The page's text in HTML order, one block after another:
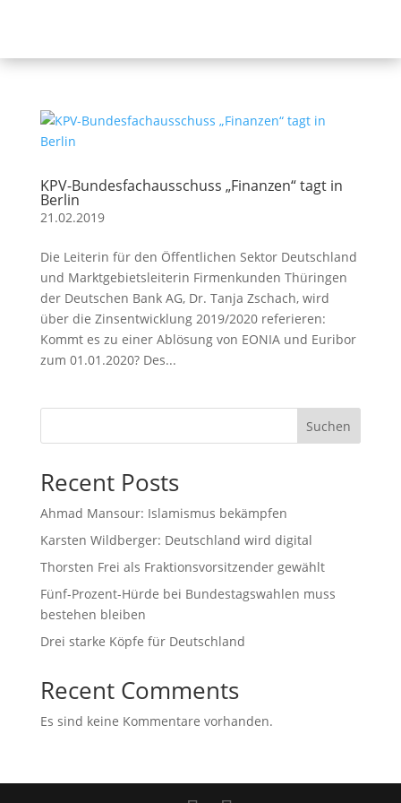
KPV-Bundesfachausschuss „Finanzen“ tagt in
Berlin
21.02.2019
Die Leiterin für den Öffentlichen Sektor Deutschland
und Marktgebietsleiterin Firmenkunden Thüringen
der Deutschen Bank AG, Dr. Tanja Zschach, wird
über die Zinsentwicklung 2019/2020 referieren:
Kommt es zu einer Ablösung von EONIA und Euribor
zum 01.01.2020? Des...
Suchen
Recent Posts
Ahmad Mansour: Islamismus bekämpfen
Karsten Wildberger: Deutschland wird digital
Thorsten Frei als Fraktionsvorsitzender gewählt
Fünf-Prozent-Hürde bei Bundestagswahlen muss
bestehen bleiben
Drei starke Köpfe für Deutschland
Recent Comments
Es sind keine Kommentare vorhanden.